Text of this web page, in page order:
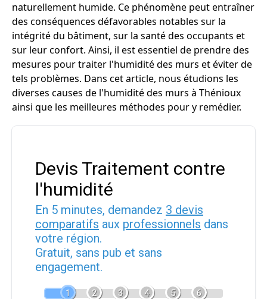
naturellement humide. Ce phénomène peut entraîner
des conséquences défavorables notables sur la
intégrité du bâtiment, sur la santé des occupants et
sur leur confort. Ainsi, il est essentiel de prendre des
mesures pour traiter l'humidité des murs et éviter de
tels problèmes. Dans cet article, nous étudions les
diverses causes de l'humidité des murs à Thénioux
ainsi que les meilleures méthodes pour y remédier.
Devis Traitement contre
l'humidité
En 5 minutes, demandez 3 devis
comparatifs aux professionnels dans
votre région.
Gratuit, sans pub et sans
engagement.
1 2 3 4 5 6